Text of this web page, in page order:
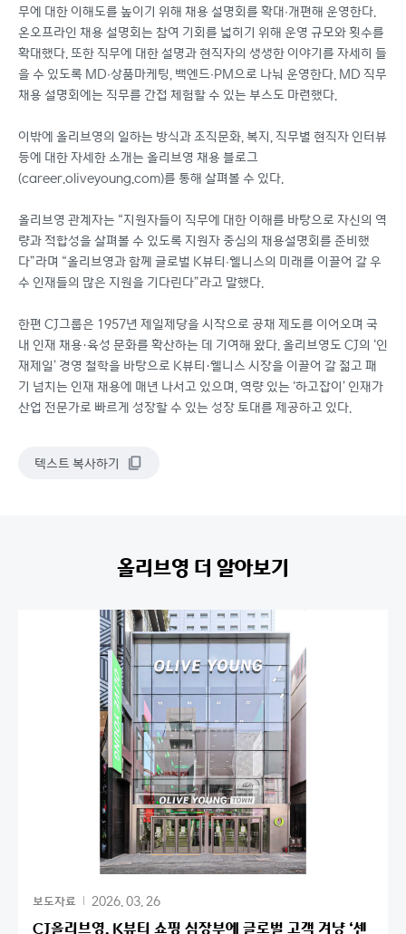
무에 대한 이해도를 높이기 위해 채용 설명회를 확대∙개편해 운영한다.
온오프라인 채용 설명회는 참여 기회를 넓히기 위해 운영 규모와 횟수를
확대했다. 또한 직무에 대한 설명과 현직자의 생생한 이야기를 자세히 들
을 수 있도록 MD∙상품마케팅, 백엔드∙PM으로 나눠 운영한다. MD 직무
채용 설명회에는 직무를 간접 체험할 수 있는 부스도 마련했다.
이밖에 올리브영의 일하는 방식과 조직문화, 복지, 직무별 현직자 인터뷰
등에 대한 자세한 소개는 올리브영 채용 블로그
(career.oliveyoung.com)를 통해 살펴볼 수 있다.
올리브영 관계자는 “지원자들이 직무에 대한 이해를 바탕으로 자신의 역
량과 적합성을 살펴볼 수 있도록 지원자 중심의 채용설명회를 준비했
다”라며 “올리브영과 함께 글로벌 K뷰티∙웰니스의 미래를 이끌어 갈 우
수 인재들의 많은 지원을 기다린다”라고 말했다.
한편 CJ그룹은 1957년 제일제당을 시작으로 공채 제도를 이어오며 국
내 인재 채용·육성 문화를 확산하는 데 기여해 왔다. 올리브영도 CJ의 ‘인
재제일’ 경영 철학을 바탕으로 K뷰티·웰니스 시장을 이끌어 갈 젊고 패
기 넘치는 인재 채용에 매년 나서고 있으며, 역량 있는 ‘하고잡이’ 인재가
산업 전문가로 빠르게 성장할 수 있는 성장 토대를 제공하고 있다.
텍스트 복사하기
올리브영 더 알아보기
보도자료 2026. 03. 26
CJ올리브영, K뷰티 쇼핑 심장부에 글로벌 고객 겨냥 ‘센